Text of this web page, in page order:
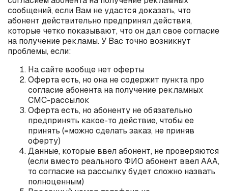
сообщений, если Вам не удастся доказать, что
абонент действительно предпринял действия,
которые четко показывают, что он дал свое согласие
на получение рекламы. У Вас точно возникнут
проблемы, если:
На сайте вообще нет оферты
Оферта есть, но она не содержит пункта про
согласие абонента на получение рекламных
СМС-рассылок
Оферта есть, но абоненту не обязательно
предпринять какое-то действие, чтобы ее
принять (=можно сделать заказ, не приняв
оферту)
Данные, которые ввел абонент, не проверяются
(если вместо реального ФИО абонент ввел ААА,
то согласие на рассылку будет сложно назвать
полноценным)